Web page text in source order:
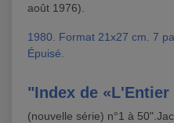
août 1976).
1980. Format 21x27 cm. 7
Épuisé.
"Index de «L'Entier
(nouvelle série) n°1 à